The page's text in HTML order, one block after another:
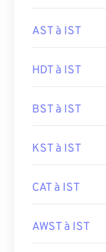
AST à IST
HDT à IST
BST à IST
KST à IST
CAT à IST
AWST à IST